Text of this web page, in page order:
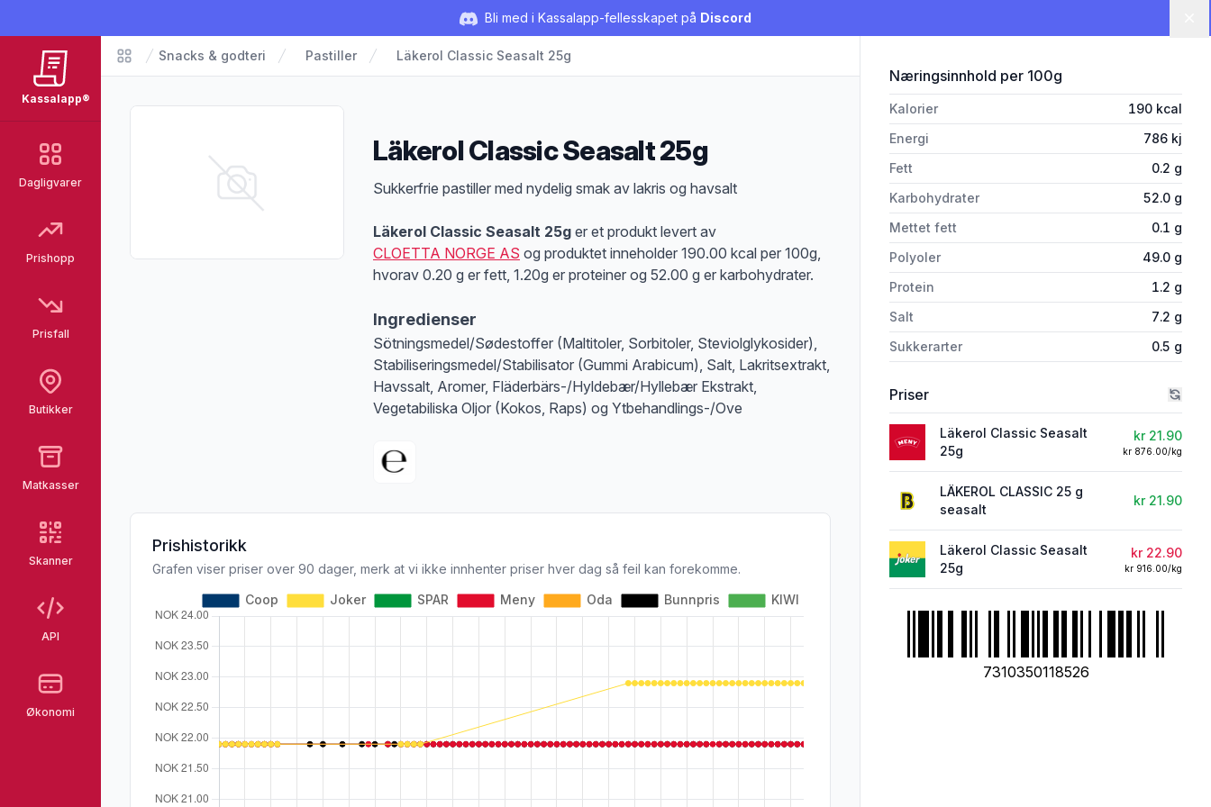
Bli med i Kassalapp-fellesskapet på Discord
Kassalapp®
Dagligvarer
Prishopp
Prisfall
Butikker
Matkasser
Skanner
API
Økonomi
Matvarer
Snacks & godteri Pastiller Läkerol Classic Seasalt 25g
Läkerol Classic Seasalt 25g
Produktbeskrivelse
Sukkerfrie pastiller med nydelig smak av lakris og havsalt
Läkerol Classic Seasalt 25g er et produkt levert av
CLOETTA NORGE AS og produktet inneholder 190.00 kcal per 100g,
hvorav 0.20 g er fett, 1.20g er proteiner og 52.00 g er karbohydrater.
Ingredienser
Sötningsmedel/Sødestoffer (Maltitoler, Sorbitoler, Steviolglykosider),
Stabiliseringsmedel/Stabilisator (Gummi Arabicum), Salt, Lakritsextrakt,
Havssalt, Aromer, Fläderbärs-/Hyldebær/Hyllebær Ekstrakt,
Vegetabiliska Oljor (Kokos, Raps) og Ytbehandlings-/Ove
Prishistorikk
Grafen viser priser over 90 dager, merk at vi ikke innhenter priser hver dag så feil kan forekomme.
Næringsinnhold for 'Läkerol Classic Seasalt
per 100g
Kalorier 190 kcal
Energi
786 kj
Fett
0.2 g
Karbohydrater
52.0 g
Mettet fett
0.1 g
Polyoler
49.0 g
Protein
1.2 g
Salt
7.2 g
Sukkerarter
0.5 g
Priser
Läkerol Classic Seasalt
25g
kr 21.90
kr 876.00/kg
LÄKEROL CLASSIC 25 g
seasalt
kr 21.90
Läkerol Classic Seasalt
25g
kr 22.90
kr 916.00/kg
7310350118526